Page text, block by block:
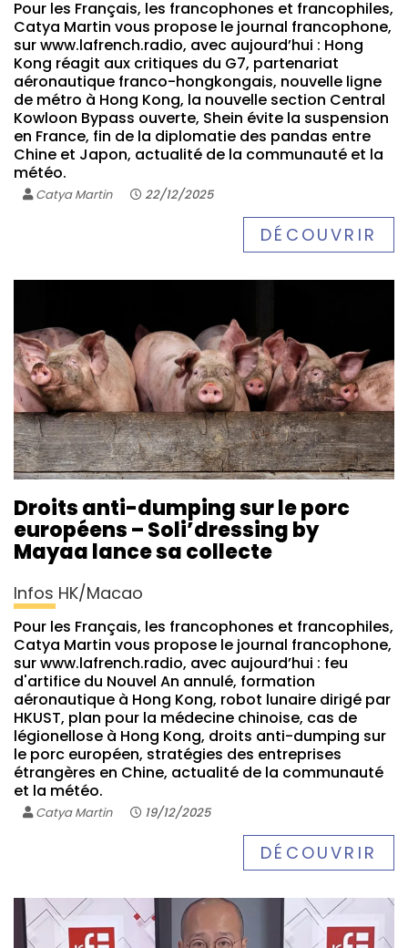
Pour les Français, les francophones et francophiles,
Catya Martin vous propose le journal francophone,
sur www.lafrench.radio, avec aujourd’hui : Hong
Kong réagit aux critiques du G7, partenariat
aéronautique franco-hongkongais, nouvelle ligne
de métro à Hong Kong, la nouvelle section Central
Kowloon Bypass ouverte, Shein évite la suspension
en France, fin de la diplomatie des pandas entre
Chine et Japon, actualité de la communauté et la
météo.
Catya Martin 22/12/2025
DÉCOUVRIR
Droits anti-dumping sur le porc
européens – Soli’dressing by
Mayaa lance sa collecte
Infos HK/Macao
Pour les Français, les francophones et francophiles,
Catya Martin vous propose le journal francophone,
sur www.lafrench.radio, avec aujourd’hui : feu
d'artifice du Nouvel An annulé, formation
aéronautique à Hong Kong, robot lunaire dirigé par
HKUST, plan pour la médecine chinoise, cas de
légionellose à Hong Kong, droits anti-dumping sur
le porc européen, stratégies des entreprises
étrangères en Chine, actualité de la communauté
et la météo.
Catya Martin 19/12/2025
DÉCOUVRIR